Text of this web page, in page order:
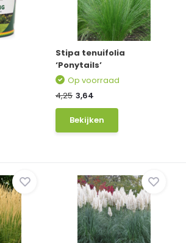
Stipa tenuifolia
‘Ponytails’
Op voorraad
4,25 3,64
Bekijken